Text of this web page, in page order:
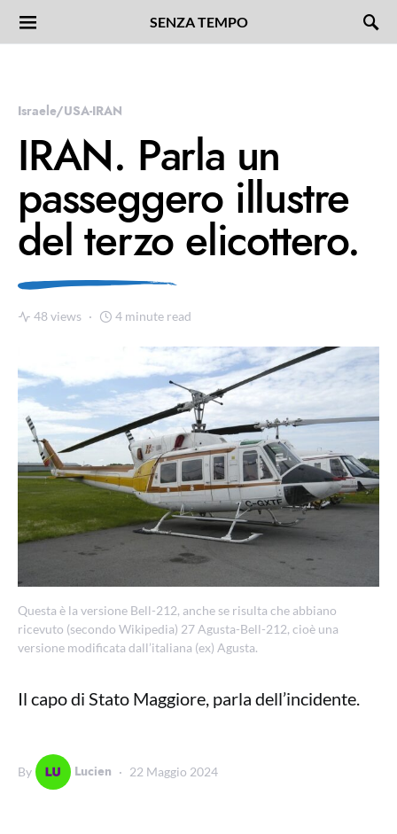
SENZA TEMPO
Israele/USA-IRAN
IRAN. Parla un
passeggero illustre
del terzo elicottero.
48 views 4 minute read
Questa è la versione Bell-212, anche se risulta che abbiano
ricevuto (secondo Wikipedia) 27 Agusta-Bell-212, cioè una
versione modificata dall’italiana (ex) Agusta.
Il capo di Stato Maggiore, parla dell’incidente.
By Lucien 22 Maggio 2024